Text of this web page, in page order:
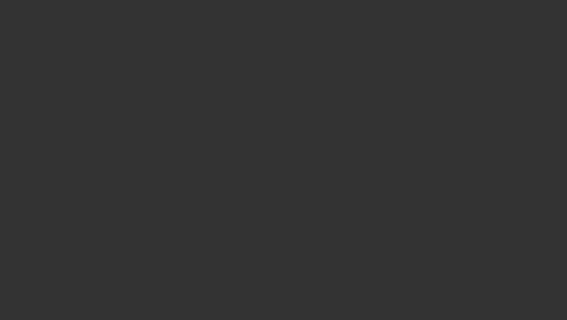
Ki lehet-e hagyni a közgazdasági elemzésből a racionalitás